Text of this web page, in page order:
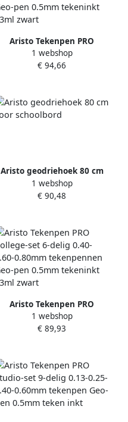
Aristo Tekenpen PRO
College-set 6-delig 0.10-
0.20-0.30mm tekenpennen
1 webshop
€ 94,66
Aristo geodriehoek 80 cm
voor schoolbord
1 webshop
€ 90,48
Aristo Tekenpen PRO
College-set 6-delig 0.40-
0.60-0.80mm tekenpennen
1 webshop
€ 89,93